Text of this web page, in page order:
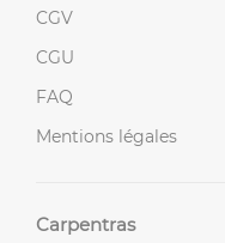
CGV
CGU
FAQ
Mentions légales
Carpentras